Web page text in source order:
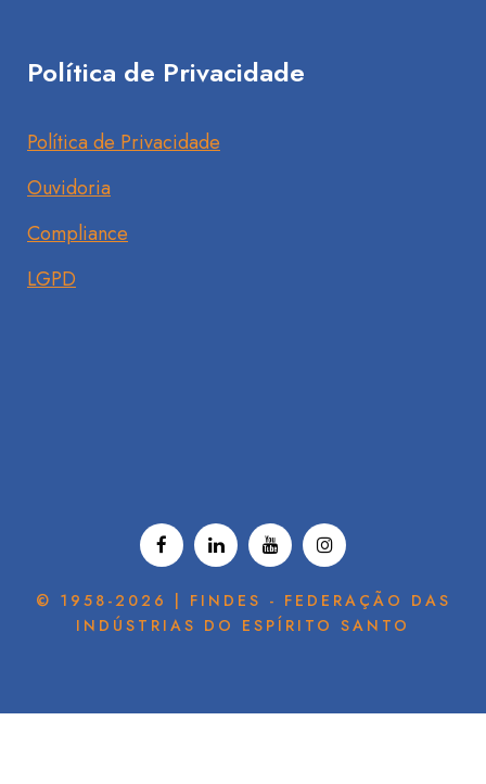
Política de Privacidade
Política de Privacidade
Ouvidoria
Compliance
LGPD
© 1958-2026 | FINDES - FEDERAÇÃO DAS
INDÚSTRIAS DO ESPÍRITO SANTO